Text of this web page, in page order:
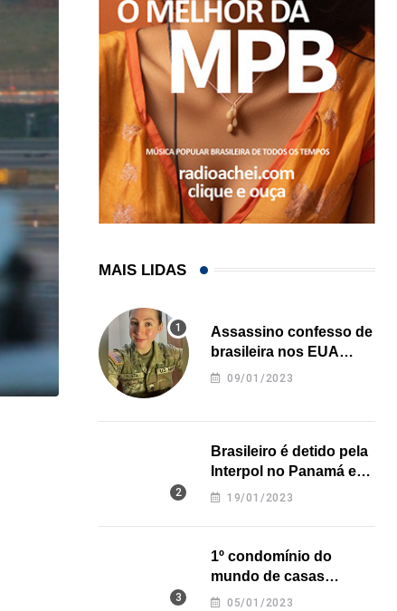
Game show mais antigo da TV americana faz...
MAIS LIDAS
Assassino confesso de
brasileira nos EUA
revela onde deixou o
09/01/2023
Brasileiro é detido pela
Interpol no Panamá e
pode pegar prisão
19/01/2023
1º condomínio do
mundo de casas
impressas em 3D é
05/01/2023